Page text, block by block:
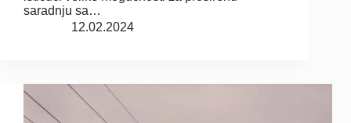
saradnju sa…
12.02.2024